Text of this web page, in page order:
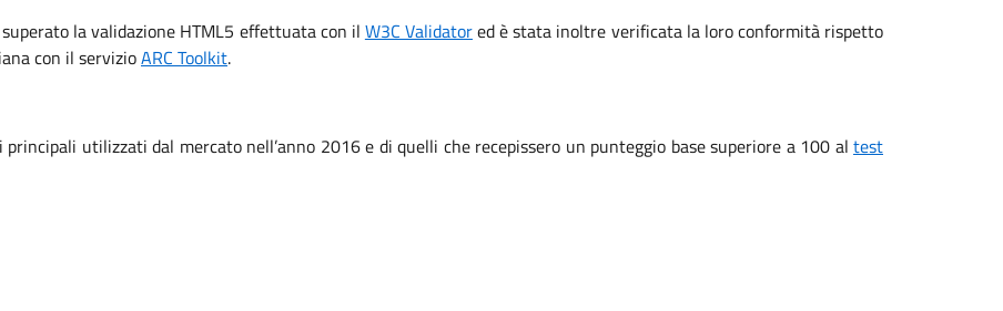
la validazione HTML5 effettuata con il W3C Validatored è stata inoltre verificata la loro conformità rispetto
con il servizioARC Toolkit.
utilizzati dal mercato nell’anno 2016 e di quelli che recepissero un punteggio base superiore a 100 al test